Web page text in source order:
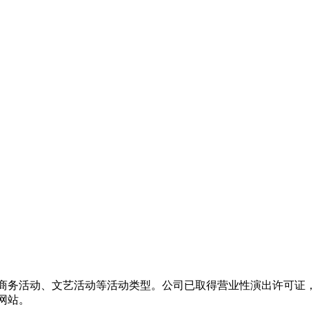
活动、文艺活动等活动类型。公司已取得营业性演出许可证，
。